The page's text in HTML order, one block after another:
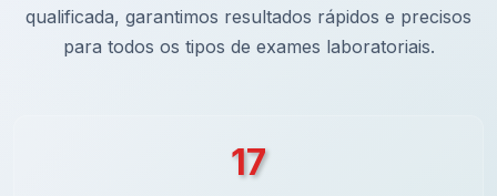
qualificada, garantimos resultados rápidos e precisos
para todos os tipos de exames laboratoriais.
31